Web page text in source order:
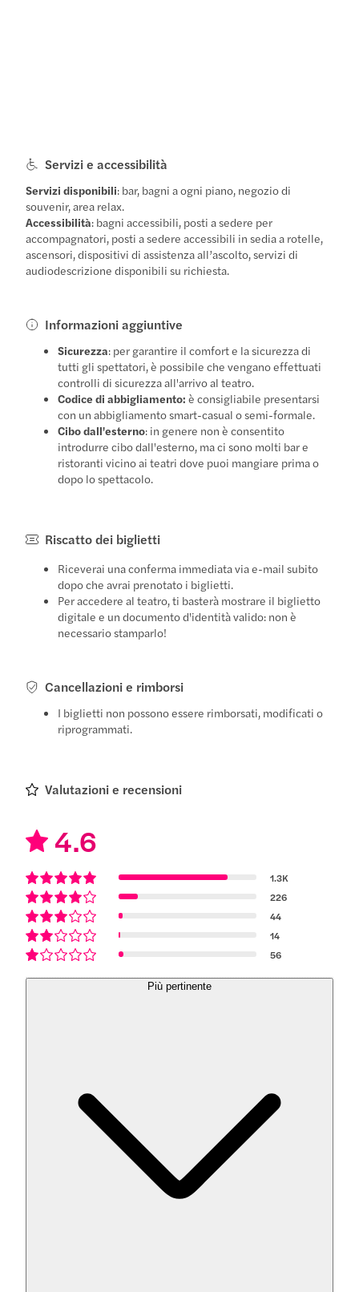
Servizi e accessibilità
Servizi disponibili: bar, bagni a ogni piano, negozio di
souvenir, area relax.
Accessibilità: bagni accessibili, posti a sedere per
accompagnatori, posti a sedere accessibili in sedia a rotelle,
ascensori, dispositivi di assistenza all’ascolto, servizi di
audiodescrizione disponibili su richiesta.
Informazioni aggiuntive
Sicurezza: per garantire il comfort e la sicurezza di
tutti gli spettatori, è possibile che vengano effettuati
controlli di sicurezza all'arrivo al teatro.
Codice di abbigliamento: è consigliabile presentarsi
con un abbigliamento smart-casual o semi-formale.
Cibo dall'esterno: in genere non è consentito
introdurre cibo dall'esterno, ma ci sono molti bar e
ristoranti vicino ai teatri dove puoi mangiare prima o
dopo lo spettacolo.
Riscatto dei biglietti
Riceverai una conferma immediata via e-mail subito
dopo che avrai prenotato i biglietti.
Per accedere al teatro, ti basterà mostrare il biglietto
digitale e un documento d'identità valido: non è
necessario stamparlo!
Cancellazioni e rimborsi
I biglietti non possono essere rimborsati, modificati o
riprogrammati.
Valutazioni e recensioni
4.6
1.3K
226
44
14
56
Più pertinente